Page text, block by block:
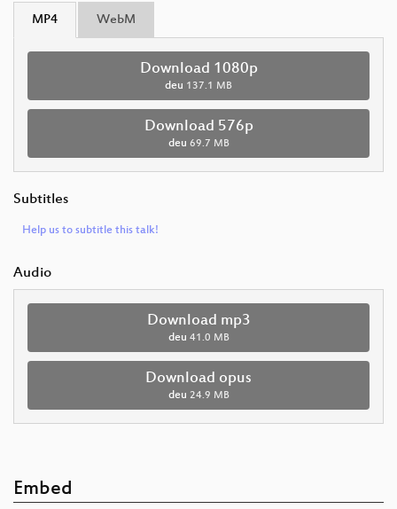
MP4 WebM
Download 1080p
deu 137.1 MB
Download 576p
deu 69.7 MB
Subtitles
Help us to subtitle this talk!
Audio
Download mp3
deu 41.0 MB
Download opus
deu 24.9 MB
Embed